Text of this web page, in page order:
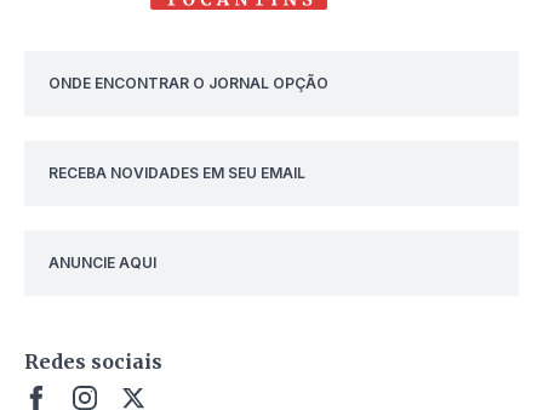
ONDE ENCONTRAR O JORNAL OPÇÃO
RECEBA NOVIDADES EM SEU EMAIL
ANUNCIE AQUI
Redes sociais